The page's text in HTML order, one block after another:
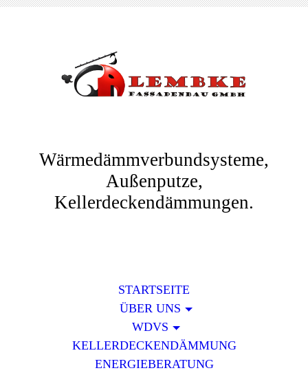
Wärmedämmverbundsysteme,
Außenputze,
Kellerdeckendämmungen.
STARTSEITE
ÜBER UNS
WDVS
KELLERDECKENDÄMMUNG
ENERGIEBERATUNG